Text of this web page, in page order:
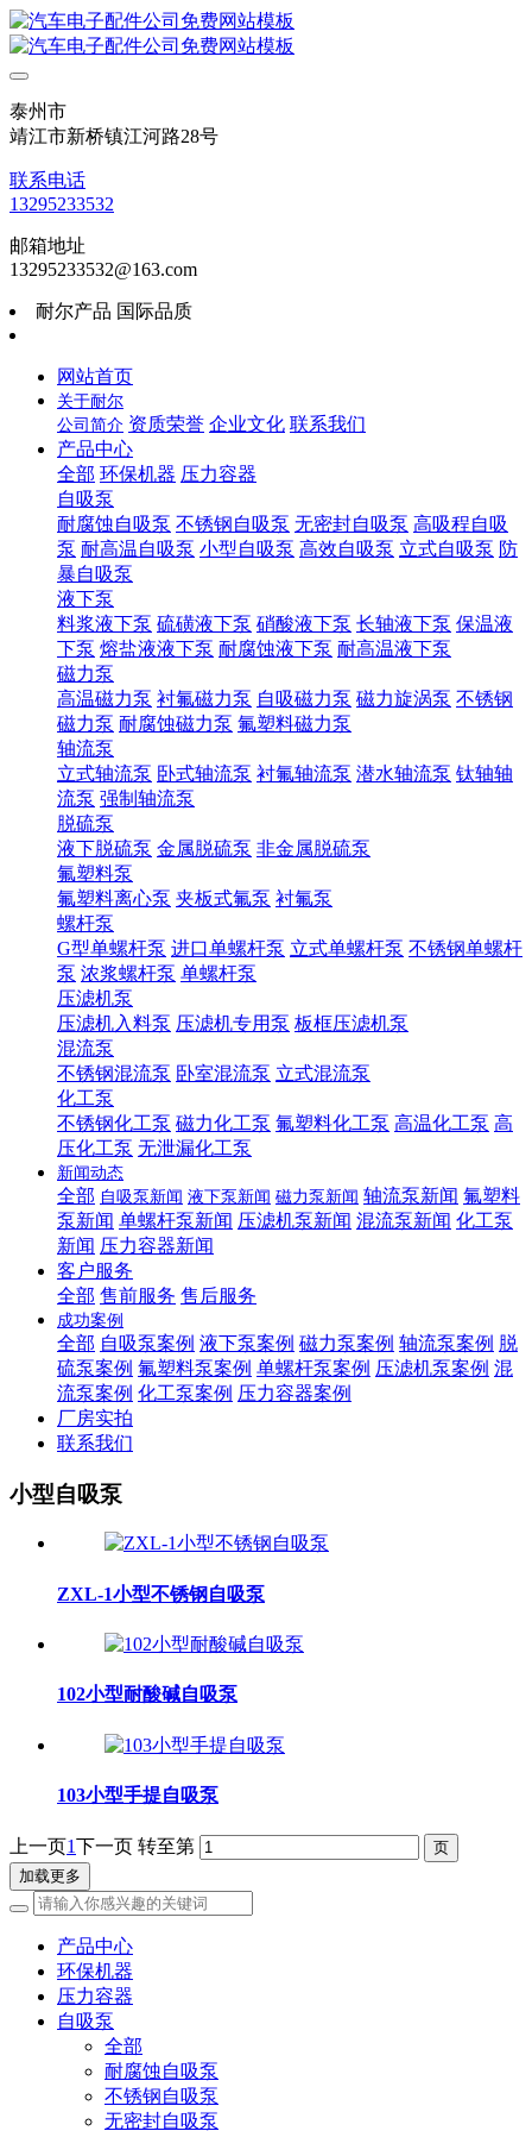
泰州市
靖江市新桥镇江河路28号
联系电话
13295233532
邮箱地址
13295233532@163.com
耐尔产品 国际品质
网站首页
关于耐尔
公司简介 资质荣誉 企业文化 联系我们
产品中心
全部 环保机器 压力容器
自吸泵
耐腐蚀自吸泵 不锈钢自吸泵 无密封自吸泵 高吸程自吸
泵 耐高温自吸泵 小型自吸泵 高效自吸泵 立式自吸泵 防
暴自吸泵
液下泵
料浆液下泵 硫磺液下泵 硝酸液下泵 长轴液下泵 保温液
下泵 熔盐液液下泵 耐腐蚀液下泵 耐高温液下泵
磁力泵
高温磁力泵 衬氟磁力泵 自吸磁力泵 磁力旋涡泵 不锈钢
磁力泵 耐腐蚀磁力泵 氟塑料磁力泵
轴流泵
立式轴流泵 卧式轴流泵 衬氟轴流泵 潜水轴流泵 钛轴轴
流泵 强制轴流泵
脱硫泵
液下脱硫泵 金属脱硫泵 非金属脱硫泵
氟塑料泵
氟塑料离心泵 夹板式氟泵 衬氟泵
螺杆泵
G型单螺杆泵 进口单螺杆泵 立式单螺杆泵 不锈钢单螺杆
泵 浓浆螺杆泵 单螺杆泵
压滤机泵
压滤机入料泵 压滤机专用泵 板框压滤机泵
混流泵
不锈钢混流泵 卧室混流泵 立式混流泵
化工泵
不锈钢化工泵 磁力化工泵 氟塑料化工泵 高温化工泵 高
压化工泵 无泄漏化工泵
新闻动态
全部 自吸泵新闻 液下泵新闻 磁力泵新闻 轴流泵新闻 氟塑料
泵新闻 单螺杆泵新闻 压滤机泵新闻 混流泵新闻 化工泵
新闻 压力容器新闻
客户服务
全部 售前服务 售后服务
成功案例
全部 自吸泵案例 液下泵案例 磁力泵案例 轴流泵案例 脱
硫泵案例 氟塑料泵案例 单螺杆泵案例 压滤机泵案例 混
流泵案例 化工泵案例 压力容器案例
厂房实拍
联系我们
小型自吸泵
ZXL-1小型不锈钢自吸泵
102小型耐酸碱自吸泵
103小型手提自吸泵
上一页1下一页 转至第
加载更多
产品中心
环保机器
压力容器
自吸泵
全部
耐腐蚀自吸泵
不锈钢自吸泵
无密封自吸泵